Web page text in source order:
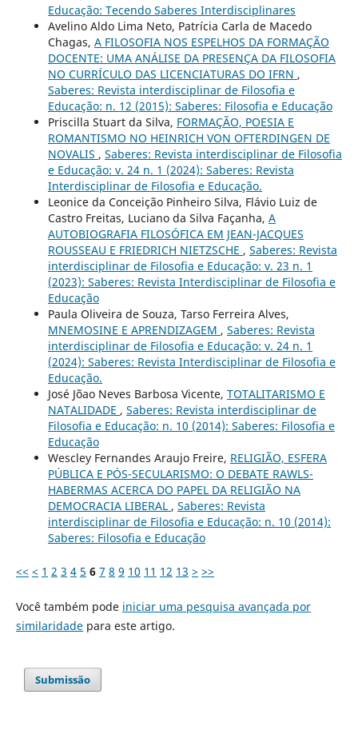
Educação: Tecendo Saberes Interdisciplinares
Avelino Aldo Lima Neto, Patrícia Carla de Macedo
Chagas, A FILOSOFIA NOS ESPELHOS DA FORMAÇÃO
DOCENTE: UMA ANÁLISE DA PRESENÇA DA FILOSOFIA
NO CURRÍCULO DAS LICENCIATURAS DO IFRN ,
Saberes: Revista interdisciplinar de Filosofia e
Educação: n. 12 (2015): Saberes: Filosofia e Educação
Priscilla Stuart da Silva, FORMAÇÃO, POESIA E
ROMANTISMO NO HEINRICH VON OFTERDINGEN DE
NOVALIS , Saberes: Revista interdisciplinar de Filosofia
e Educação: v. 24 n. 1 (2024): Saberes: Revista
Interdisciplinar de Filosofia e Educação.
Leonice da Conceição Pinheiro Silva, Flávio Luiz de
Castro Freitas, Luciano da Silva Façanha, A
AUTOBIOGRAFIA FILOSÓFICA EM JEAN-JACQUES
ROUSSEAU E FRIEDRICH NIETZSCHE , Saberes: Revista
interdisciplinar de Filosofia e Educação: v. 23 n. 1
(2023): Saberes: Revista Interdisciplinar de Filosofia e
Educação
Paula Oliveira de Souza, Tarso Ferreira Alves,
MNEMOSINE E APRENDIZAGEM , Saberes: Revista
interdisciplinar de Filosofia e Educação: v. 24 n. 1
(2024): Saberes: Revista Interdisciplinar de Filosofia e
Educação.
José Jõao Neves Barbosa Vicente, TOTALITARISMO E
NATALIDADE , Saberes: Revista interdisciplinar de
Filosofia e Educação: n. 10 (2014): Saberes: Filosofia e
Educação
Wescley Fernandes Araujo Freire, RELIGIÃO, ESFERA
PÚBLICA E PÓS-SECULARISMO: O DEBATE RAWLS-
HABERMAS ACERCA DO PAPEL DA RELIGIÃO NA
DEMOCRACIA LIBERAL , Saberes: Revista
interdisciplinar de Filosofia e Educação: n. 10 (2014):
Saberes: Filosofia e Educação
<< < 1 2 3 4 5 6 7 8 9 10 11 12 13 > >>
Você também pode iniciar uma pesquisa avançada por
similaridadepara este artigo.
Submissão